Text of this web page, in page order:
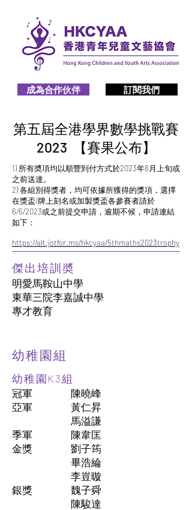
成為合作伙伴 訂閱我們
第五屆全港學界數學挑戰賽
2023 【賽果公布】
1) 所有奬項均以順豐到付方式於2023年8月上旬或
之前送達。
2) 各組別得獎者，均可依據所獲得的獎項，選擇
在獎盃/牌上刻名或加製獎盃各參賽者請於
6/6/2023或之前提交申請，逾期不候，申請連結
如下：
https://alt.jotfor.ms/hkcyaa/5thmaths2023trophy
傑出培訓奬
明愛馬鞍山中學
東華三院李嘉誠中學
專才教育
幼稚園組
幼稚園K3組
冠軍
亞軍
季軍
金獎
銀獎
陳曉峰
黃仁昇
馬溢謙
陳韋匡
劉子筠
畢浩綸
李豈暶
魏子舜
陳駿達